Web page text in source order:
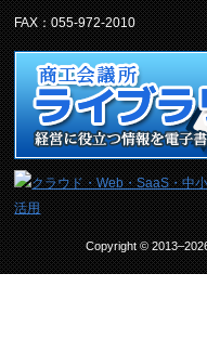
FAX：055-972-2010
Copyright ©